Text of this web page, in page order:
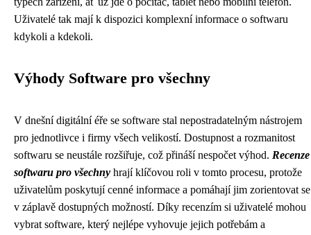
Uživatelé tak mají k dispozici komplexní informace o softwaru
kdykoli a kdekoli.
Výhody Software pro všechny
V dnešní digitální éře se software stal nepostradatelným nástrojem
pro jednotlivce i firmy všech velikostí. Dostupnost a rozmanitost
softwaru se neustále rozšiřuje, což přináší nespočet výhod. Recenze
softwaru pro všechny hrají klíčovou roli v tomto procesu, protože
uživatelům poskytují cenné informace a pomáhají jim zorientovat se
v záplavě dostupných možností. Díky recenzím si uživatelé mohou
vybrat software, který nejlépe vyhovuje jejich potřebám a